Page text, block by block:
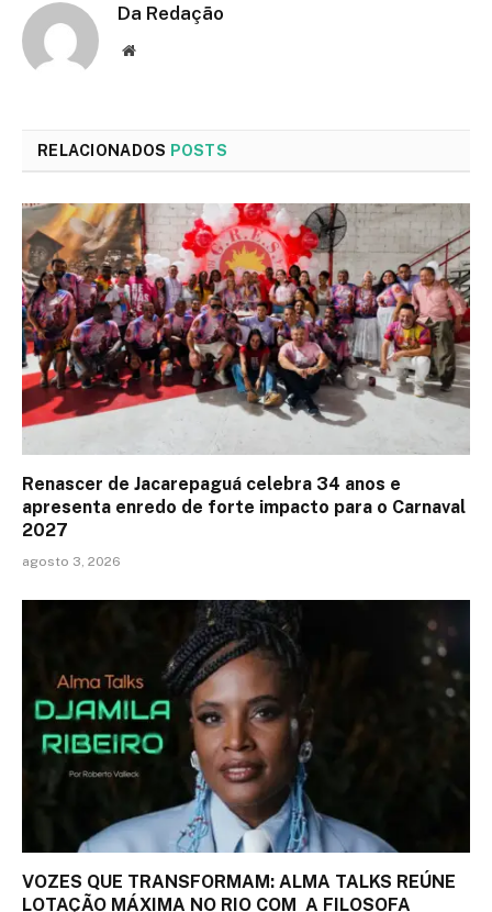
Da Redação
Site
RELACIONADOS POSTS
Renascer de Jacarepaguá celebra 34 anos e
apresenta enredo de forte impacto para o Carnaval
2027
agosto 3, 2026
VOZES QUE TRANSFORMAM: ALMA TALKS REÚNE
LOTAÇÃO MÁXIMA NO RIO COM A FILOSOFA